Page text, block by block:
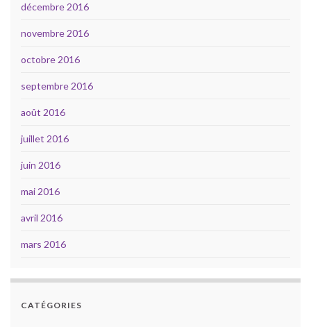
décembre 2016
novembre 2016
octobre 2016
septembre 2016
août 2016
juillet 2016
juin 2016
mai 2016
avril 2016
mars 2016
CATÉGORIES